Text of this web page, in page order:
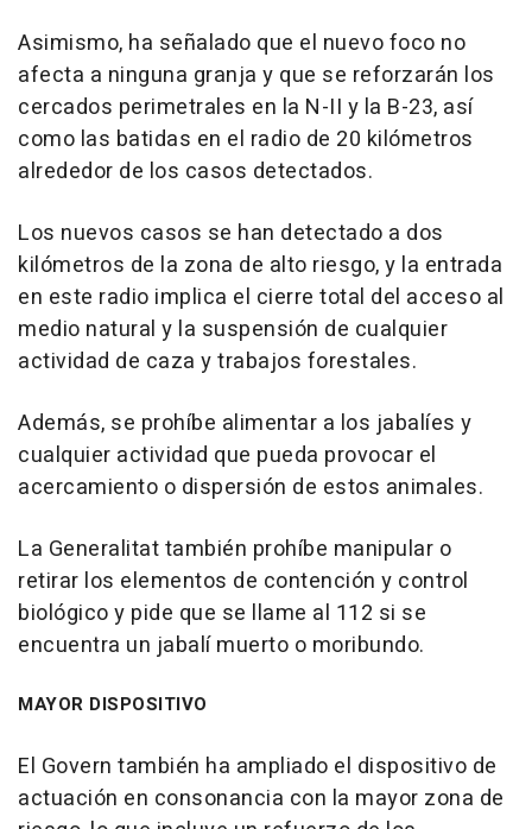
Asimismo, ha señalado que el nuevo foco no
afecta a ninguna granja y que se reforzarán los
cercados perimetrales en la N-II y la B-23, así
como las batidas en el radio de 20 kilómetros
alrededor de los casos detectados.
Los nuevos casos se han detectado a dos
kilómetros de la zona de alto riesgo, y la entrada
en este radio implica el cierre total del acceso al
medio natural y la suspensión de cualquier
actividad de caza y trabajos forestales.
Además, se prohíbe alimentar a los jabalíes y
cualquier actividad que pueda provocar el
acercamiento o dispersión de estos animales.
La Generalitat también prohíbe manipular o
retirar los elementos de contención y control
biológico y pide que se llame al 112 si se
encuentra un jabalí muerto o moribundo.
MAYOR DISPOSITIVO
El Govern también ha ampliado el dispositivo de
actuación en consonancia con la mayor zona de